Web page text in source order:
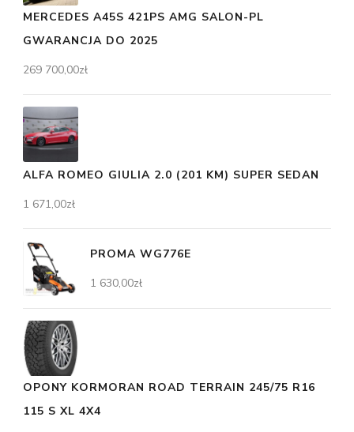
MERCEDES A45S 421PS AMG SALON-PL
GWARANCJA DO 2025
269 700,00zł
ALFA ROMEO GIULIA 2.0 (201 KM) SUPER SEDAN
1 671,00zł
PROMA WG776E
1 630,00zł
OPONY KORMORAN ROAD TERRAIN 245/75 R16
115 S XL 4X4